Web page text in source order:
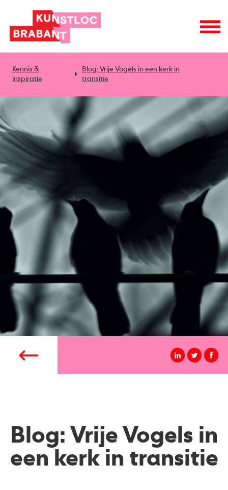
Kennis &
inspiratie
Blog: Vrije Vogels in een kerk in
transitie
Blog: Vrije Vogels in
een kerk in transitie